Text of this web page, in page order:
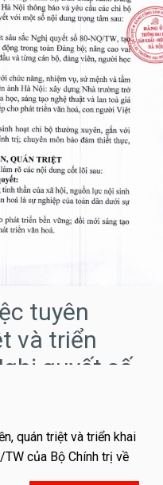
tuyên
và triển
quyết số
quán triệt và triển khai
của Bộ Chính trị về